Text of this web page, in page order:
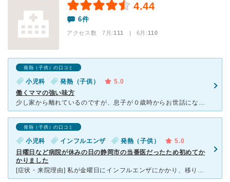
4.44
6件
アクセス数 7月:111 | 6月:110
発熱（子供）の口コミ
小児科 発熱（子供）
5.0
働くママの強い味方
少し家から離れているのですが、息子が０歳時からお世話になっています。 理由は、先生のあっけらかんとした受け答えが狼狽えるママの心に安心感を与えてくれるのと、いざという時に病児病後時保育施設が併設
発熱（子供）の口コミ
小児科 インフルエンザ 発熱（子供）
5.0
日曜日など病院が休みの日の静岡市の当番医だったため初めてか
かりました
[症状・来院理由] 私が金曜日にインフルエンザにかかり、移りそうだなぁと思っていて、日曜日に子供が発熱したため。 [医師の診断・治療法] 先生の感じもよく、処方された薬ですぐによくなりました。